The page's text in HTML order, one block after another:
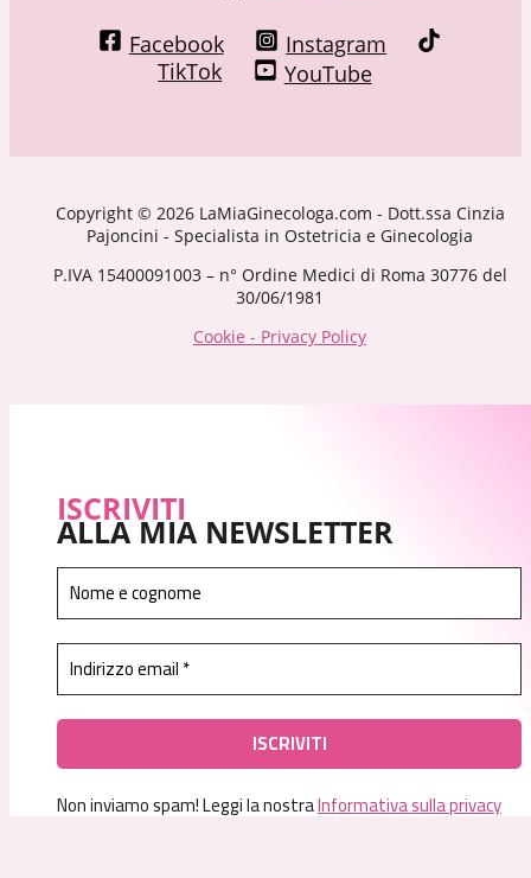
Facebook
Instagram
TikTok
YouTube
Copyright © 2026 LaMiaGinecologa.com - Dott.ssa Cinzia
Pajoncini - Specialista in Ostetricia e Ginecologia
P.IVA 15400091003 – n° Ordine Medici di Roma 30776 del
30/06/1981
Cookie - Privacy Policy
ISCRIVITI
ALLA MIA NEWSLETTER
Non inviamo spam! Leggi la nostraInformativa sulla privacy